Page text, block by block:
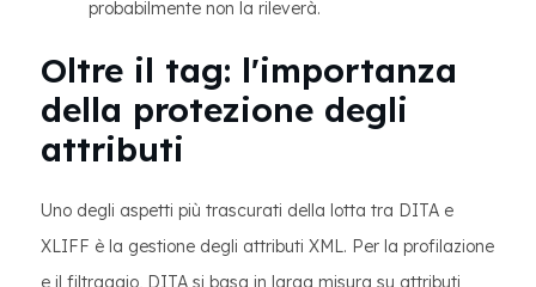
probabilmente non la rileverà.
Oltre il tag: l'importanza
della protezione degli
attributi
Uno degli aspetti più trascurati della lotta tra DITA e
XLIFF è la gestione degli attributi XML. Per la profilazione
e il filtraggio, DITA si basa in larga misura su attributi